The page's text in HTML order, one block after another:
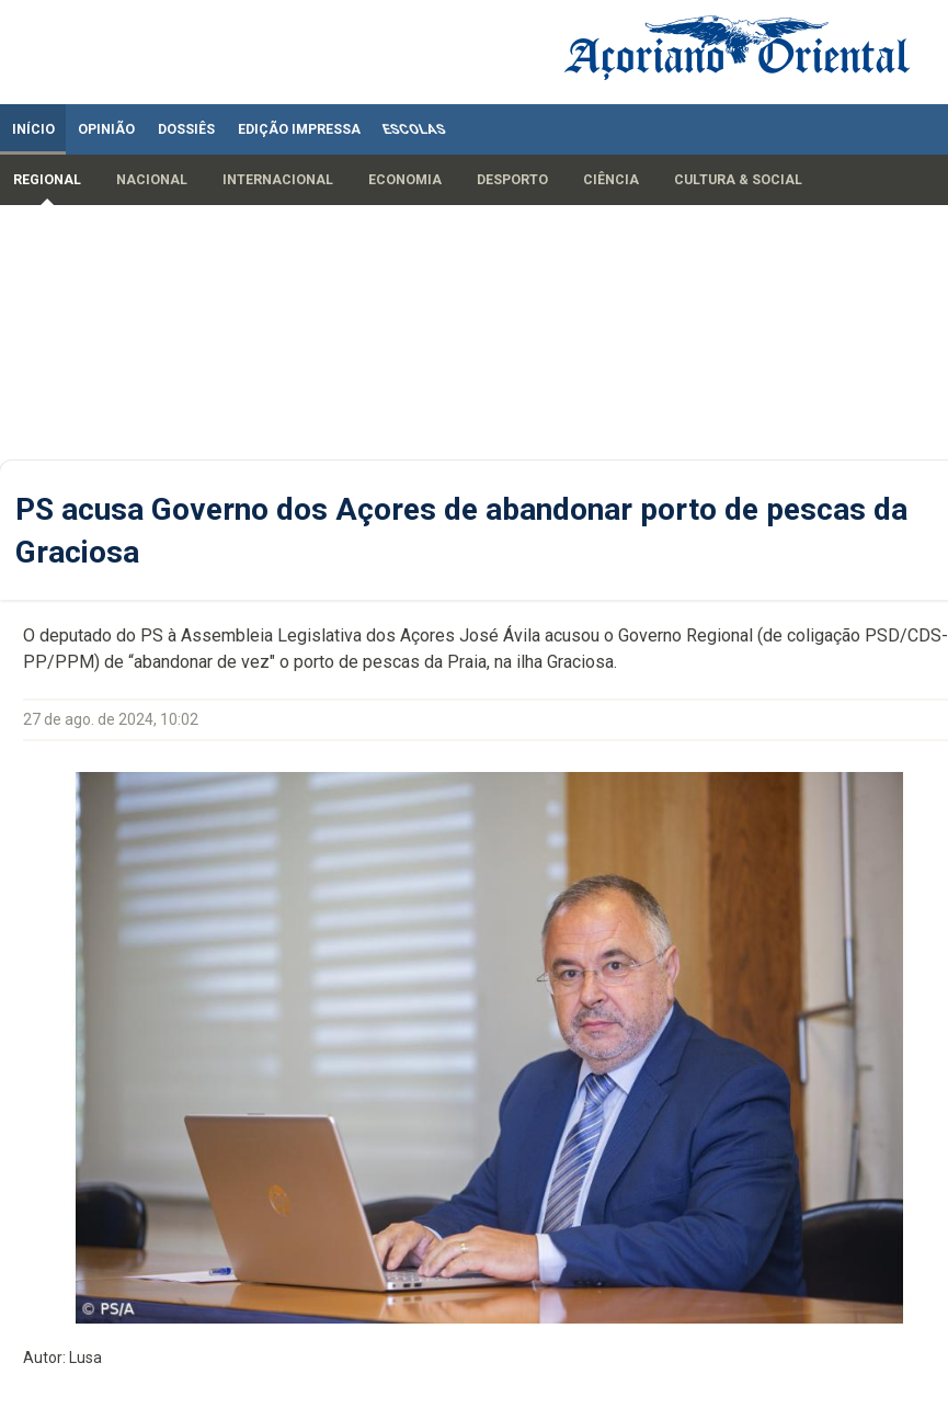
INÍCIO OPINIÃO DOSSIÊS EDIÇÃO IMPRESSA ESCOLAS
REGIONAL NACIONAL INTERNACIONAL ECONOMIA DESPORTO CIÊNCIA CULTURA & SOCIAL
PS acusa Governo dos Açores de abandonar porto de pescas da
Graciosa
O deputado do PS à Assembleia Legislativa dos Açores José Ávila acusou o Governo Regional (de coligação PSD/CDS-
PP/PPM) de “abandonar de vez" o porto de pescas da Praia, na ilha Graciosa.
27 de ago. de 2024, 10:02
Autor: Lusa